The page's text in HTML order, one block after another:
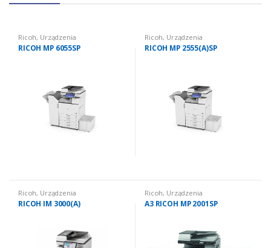
Ricoh, Urządzenia
wielofunkcyjne używane
Urządzenia wielofunkcyjne
RICOH MP 6055SP
Ricoh, Urządzenia
wielofunkcyjne używane
Urządzenia wielofunkcyjne
RICOH MP 2555(A)SP
Ricoh, Urządzenia
wielofunkcyjne używane
Urządzenia wielofunkcyjne
RICOH IM 3000(A)
Ricoh, Urządzenia
wielofunkcyjne używane
Urządzenia wielofunkcyjne
A3 RICOH MP 2001SP